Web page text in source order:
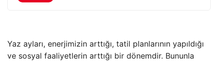
Yaz ayları, enerjimizin arttığı, tatil planlarının yapıldığı
ve sosyal faaliyetlerin arttığı bir dönemdir. Bununla